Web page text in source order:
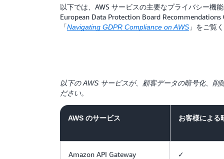
以下では、AWS サービスの主要なプライバシー機
European Data Protection Board
「Navigating GDPR Compliance on AWS 」をご覧
以下の AWS サービスが、顧客データの暗号化、
ださい。
AWS のサービス お客様による
Amazon API Gateway ✓